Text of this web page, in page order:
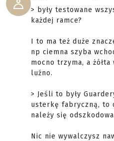
> były testowane
każdej ramce?
I to ma też duże
np ciemna szyba
mocno trzyma, a
luźno.
> Jeśli to były
usterkę fabryczną, to
należy się
Nic nie wywalczysz